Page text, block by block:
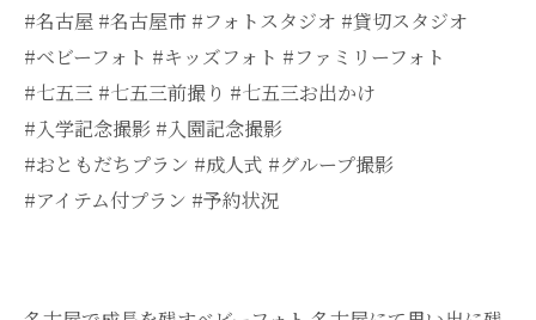
#名古屋 #名古屋市 #フォトスタジオ #貸切スタジオ
#ベビーフォト #キッズフォト #ファミリーフォト
#七五三 #七五三前撮り #七五三お出かけ
#入学記念撮影 #入園記念撮影
#おともだちプラン #成人式 #グループ撮影
#アイテム付プラン #予約状況